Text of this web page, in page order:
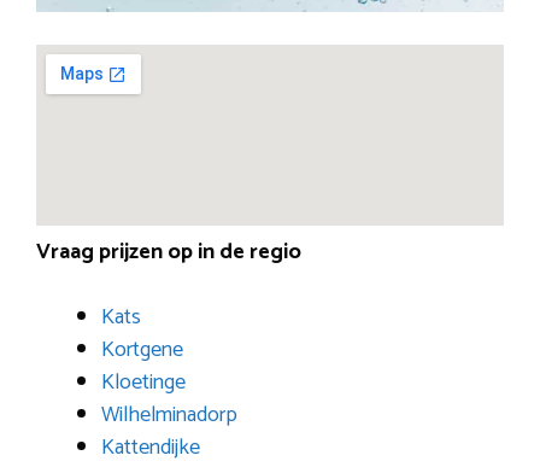
Vraag prijzen op in de regio
Kats
Kortgene
Kloetinge
Wilhelminadorp
Kattendijke